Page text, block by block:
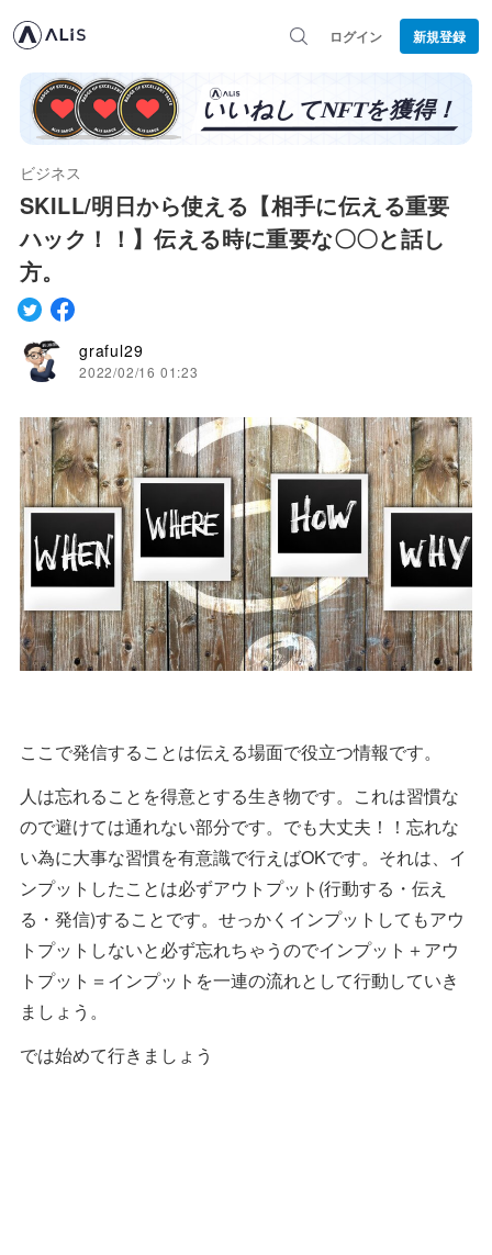
ログイン 新規登録
ビジネス
SKILL/明日から使える【相手に伝える重要
ハック！！】伝える時に重要な〇〇と話し
方。
graful29
2022/02/16 01:23
ここで発信することは伝える場面で役立つ情報です。
人は忘れることを得意とする生き物です。これは習慣な
ので避けては通れない部分です。でも大丈夫！！忘れな
い為に大事な習慣を有意識で行えばOKです。それは、イ
ンプットしたことは必ずアウトプット(行動する・伝え
る・発信)することです。せっかくインプットしてもアウ
トプットしないと必ず忘れちゃうのでインプット＋アウ
トプット＝インプットを一連の流れとして行動していき
ましょう。
では始めて行きましょう